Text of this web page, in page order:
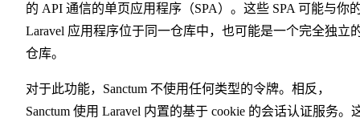
的 API 通信的单页应用程序（SPA）。这些 SPA 可能与你
Laravel 应用程序位于同一仓库中，也可能是一个完全独立
仓库。
对于此功能，Sanctum 不使用任何类型的令牌。相反，
Sanctum 使用 Laravel 内置的基于 cookie 的会话认证服务。